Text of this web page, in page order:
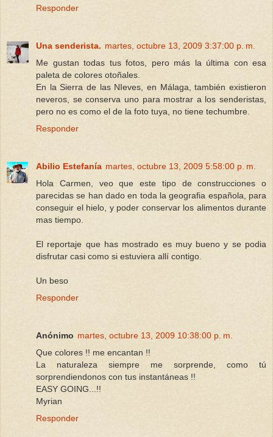
Responder
Una senderista. martes, octubre 13, 2009 3:37:00 p. m.
Me gustan todas tus fotos, pero más la última con esa
paleta de colores otoñales.
En la Sierra de las NIeves, en Málaga, también existieron
neveros, se conserva uno para mostrar a los senderistas,
pero no es como el de la foto tuya, no tiene techumbre.
Responder
Abilio Estefanía martes, octubre 13, 2009 5:58:00 p. m.
Hola Carmen, veo que este tipo de construcciones o
parecidas se han dado en toda la geografia española, para
conseguir el hielo, y poder conservar los alimentos durante
mas tiempo.
El reportaje que has mostrado es muy bueno y se podia
disfrutar casi como si estuviera allí contigo.
Un beso
Responder
Anónimo martes, octubre 13, 2009 10:38:00 p. m.
Que colores !! me encantan !!
La naturaleza siempre me sorprende, como tú
sorprendiendonos con tus instantáneas !!
EASY GOING...!!
Myrian
Responder